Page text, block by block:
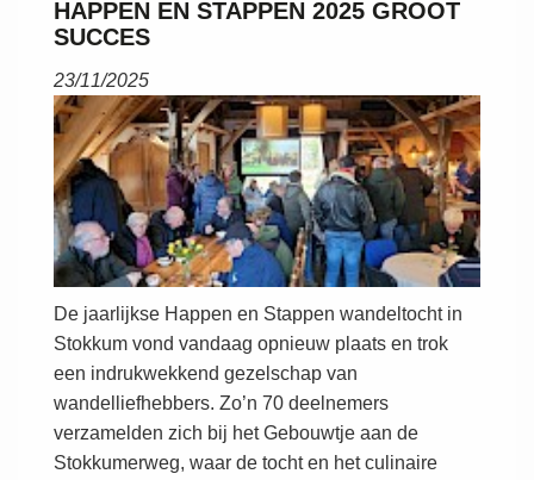
HAPPEN EN STAPPEN 2025 GROOT
SUCCES
23/11/2025
De jaarlijkse Happen en Stappen wandeltocht in
Stokkum vond vandaag opnieuw plaats en trok
een indrukwekkend gezelschap van
wandelliefhebbers. Zo’n 70 deelnemers
verzamelden zich bij het Gebouwtje aan de
Stokkumerweg, waar de tocht en het culinaire